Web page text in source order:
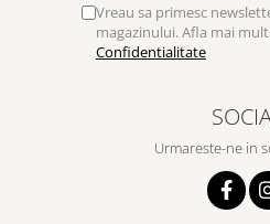
Vreau sa primesc
magazinului. Afla mai
Confidentialitate
Urmareste-ne in